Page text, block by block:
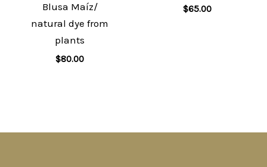
Blusa Maíz/
natural dye from
plants
$80.00
$65.00